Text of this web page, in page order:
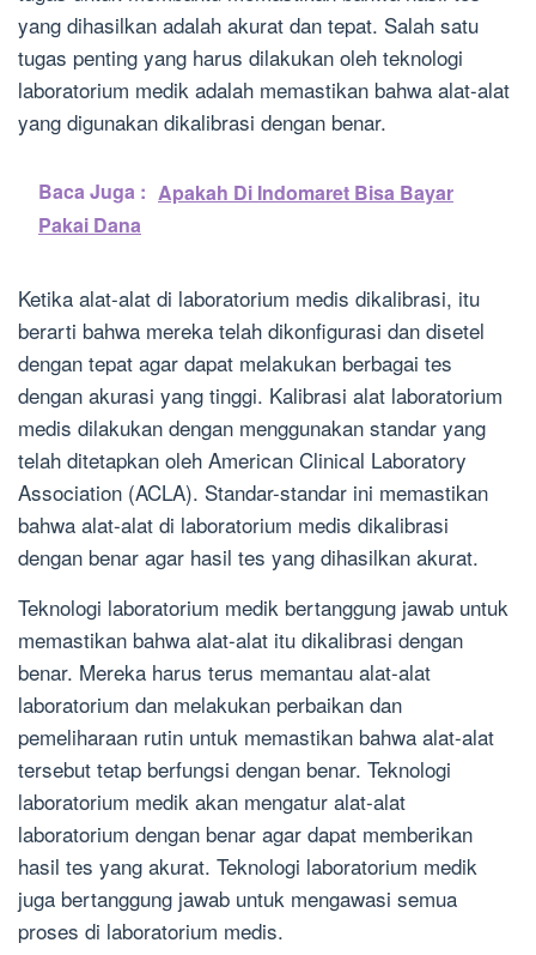
yang dihasilkan adalah akurat dan tepat. Salah satu
tugas penting yang harus dilakukan oleh teknologi
laboratorium medik adalah memastikan bahwa alat-alat
yang digunakan dikalibrasi dengan benar.
Baca Juga : Apakah Di Indomaret Bisa Bayar
Pakai Dana
Ketika alat-alat di laboratorium medis dikalibrasi, itu
berarti bahwa mereka telah dikonfigurasi dan disetel
dengan tepat agar dapat melakukan berbagai tes
dengan akurasi yang tinggi. Kalibrasi alat laboratorium
medis dilakukan dengan menggunakan standar yang
telah ditetapkan oleh American Clinical Laboratory
Association (ACLA). Standar-standar ini memastikan
bahwa alat-alat di laboratorium medis dikalibrasi
dengan benar agar hasil tes yang dihasilkan akurat.
Teknologi laboratorium medik bertanggung jawab untuk
memastikan bahwa alat-alat itu dikalibrasi dengan
benar. Mereka harus terus memantau alat-alat
laboratorium dan melakukan perbaikan dan
pemeliharaan rutin untuk memastikan bahwa alat-alat
tersebut tetap berfungsi dengan benar. Teknologi
laboratorium medik akan mengatur alat-alat
laboratorium dengan benar agar dapat memberikan
hasil tes yang akurat. Teknologi laboratorium medik
juga bertanggung jawab untuk mengawasi semua
proses di laboratorium medis.